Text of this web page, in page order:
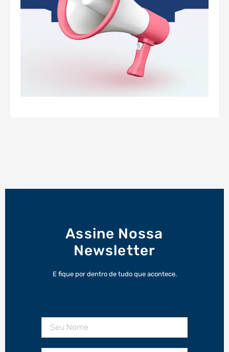
Assine Nossa
Newsletter
E fique por dentro de tudo que acontece.